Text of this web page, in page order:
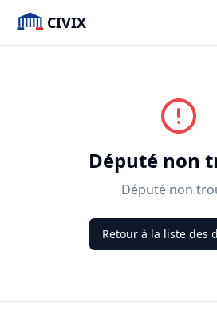
CIVIX
Député non
Député non
Retour à la liste des